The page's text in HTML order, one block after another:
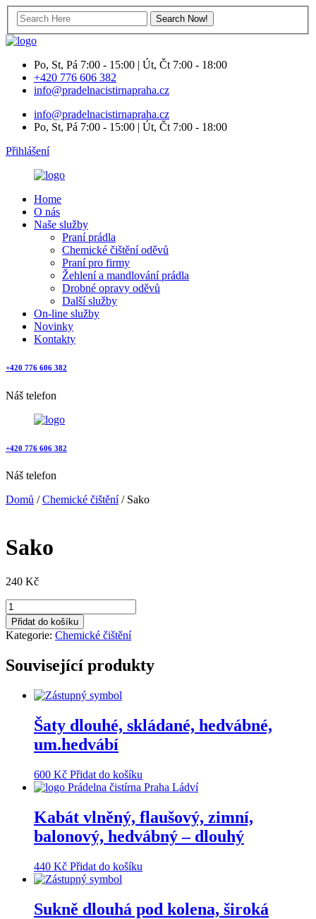
Po, St, Pá 7:00 - 15:00 | Út, Čt 7:00 - 18:00
+420 776 606 382
info@pradelnacistirnapraha.cz
info@pradelnacistirnapraha.cz
Po, St, Pá 7:00 - 15:00 | Út, Čt 7:00 - 18:00
Přihlášení
Home
O nás
Naše služby
Praní prádla
Chemické čištění oděvů
Praní pro firmy
Žehlení a mandlování prádla
Drobné opravy oděvů
Další služby
On-line služby
Novinky
Kontakty
+420 776 606 382
Náš telefon
+420 776 606 382
Náš telefon
Domů /Chemické čištění / Sako
Sako
240 Kč
Sako
množství
Přidat do košíku
Kategorie: Chemické čištění
Související produkty
Šaty dlouhé, skládané, hedvábné,
um.hedvábí
600 Kč Přidat do košíku
Kabát vlněný, flaušový, zimní,
balonový, hedvábný – dlouhý
440 Kč Přidat do košíku
Sukně dlouhá pod kolena, široká